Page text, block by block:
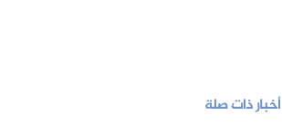
أخبار ذات صلة